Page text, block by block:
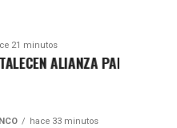
21 minutos
ALIANZA PARA IMPULSAR
hace 33 minutos